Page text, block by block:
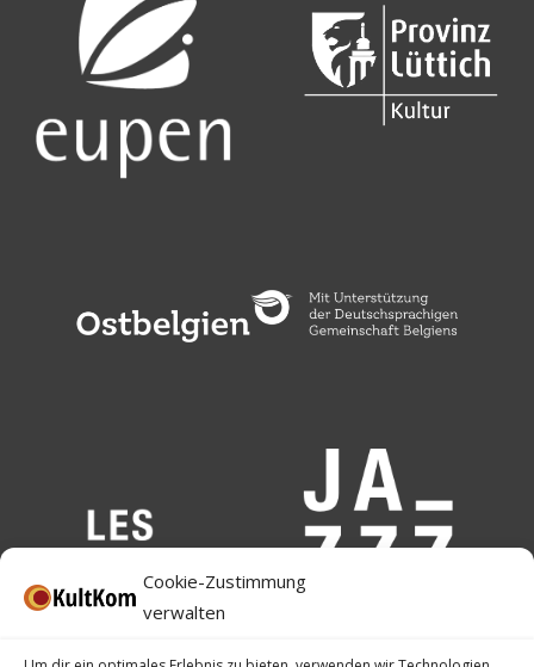
Cookie-Zustimmung
verwalten